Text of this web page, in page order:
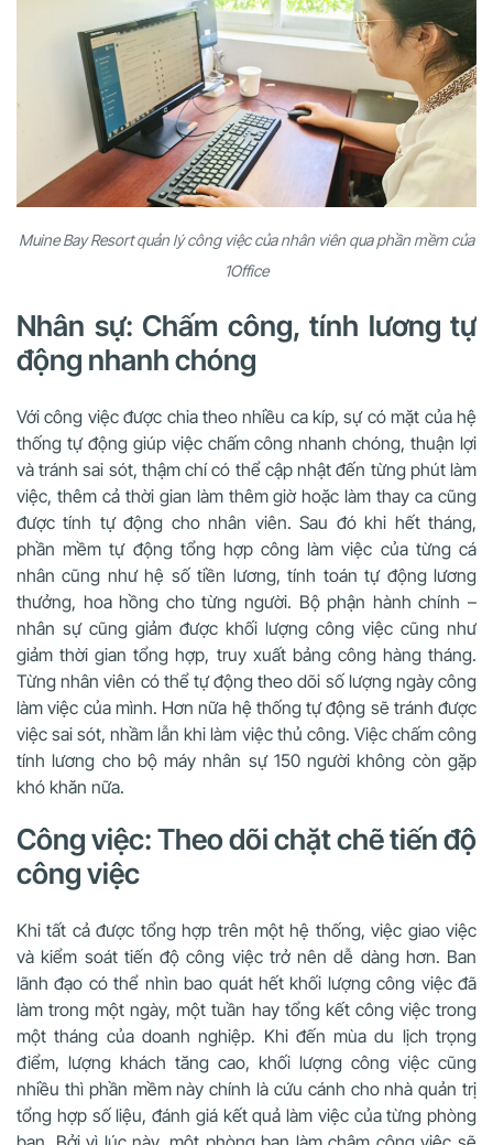
Muine Bay Resort quản lý công việc của nhân viên qua phần mềm của
1Office
Nhân sự: Chấm công, tính lương tự
động nhanh chóng
Với công việc được chia theo nhiều ca kíp, sự có mặt của hệ
thống tự động giúp việc chấm công nhanh chóng, thuận lợi
và tránh sai sót, thậm chí có thể cập nhật đến từng phút làm
việc, thêm cả thời gian làm thêm giờ hoặc làm thay ca cũng
được tính tự động cho nhân viên. Sau đó khi hết tháng,
phần mềm tự động tổng hợp công làm việc của từng cá
nhân cũng như hệ số tiền lương, tính toán tự động lương
thưởng, hoa hồng cho từng người. Bộ phận hành chính –
nhân sự cũng giảm được khối lượng công việc cũng như
giảm thời gian tổng hợp, truy xuất bảng công hàng tháng.
Từng nhân viên có thể tự động theo dõi số lượng ngày công
làm việc của mình. Hơn nữa hệ thống tự động sẽ tránh được
việc sai sót, nhầm lẫn khi làm việc thủ công. Việc chấm công
tính lương cho bộ máy nhân sự 150 người không còn gặp
khó khăn nữa.
Công việc: Theo dõi chặt chẽ tiến độ
công việc
Khi tất cả được tổng hợp trên một hệ thống, việc giao việc
và kiểm soát tiến độ công việc trở nên dễ dàng hơn. Ban
lãnh đạo có thể nhìn bao quát hết khối lượng công việc đã
làm trong một ngày, một tuần hay tổng kết công việc trong
một tháng của doanh nghiệp. Khi đến mùa du lịch trọng
điểm, lượng khách tăng cao, khối lượng công việc cũng
nhiều thì phần mềm này chính là cứu cánh cho nhà quản trị
tổng hợp số liệu, đánh giá kết quả làm việc của từng phòng